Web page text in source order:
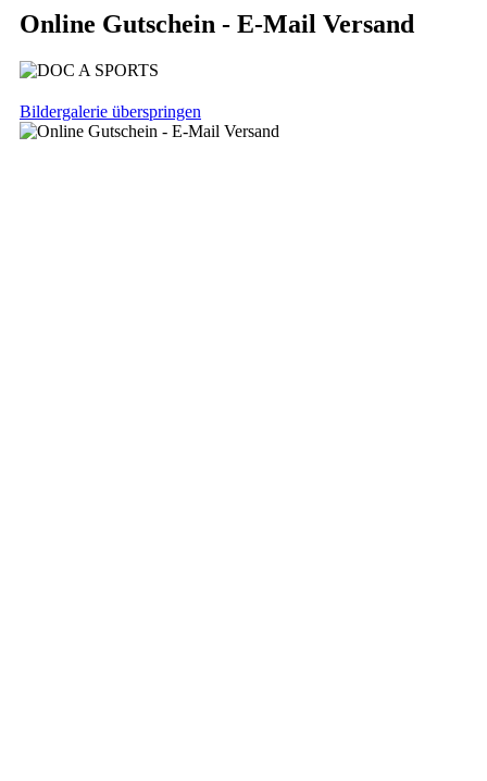
Online Gutschein - E-Mail Versand
Bildergalerie überspringen